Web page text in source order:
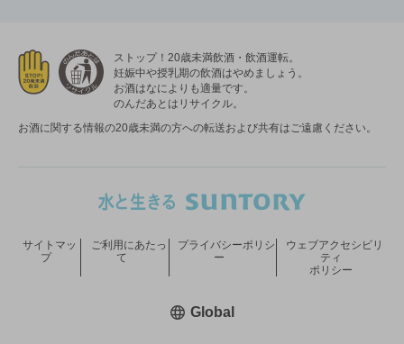
ストップ！20歳未満飲酒・飲酒運転。
妊娠中や授乳期の飲酒はやめましょう。
お酒はなによりも適量です。
のんだあとはリサイクル。
お酒に関する情報の20歳未満の方への転送および共有はご遠慮ください。
サイトマッ
プ
ご利用にあたっ
て
プライバシーポリシ
ー
ウェブアクセシビリ
ティ
ポリシー
Global新しいウィンドウで開く